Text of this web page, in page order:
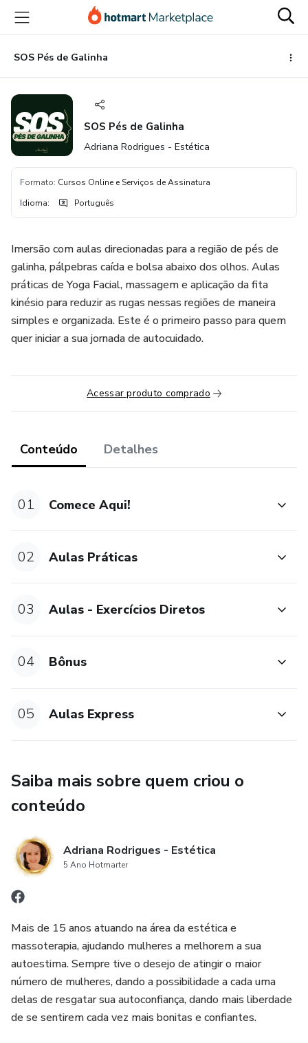
para
conteúdo
principal
para
pagamento
para
rodapé
SOS Pés de Galinha
SOS Pés de Galinha
Adriana Rodrigues - Estética
Formato: Cursos Online e Serviços de Assinatura
Idioma: Português
Imersão com aulas direcionadas para a região de pés de
galinha, pálpebras caída e bolsa abaixo dos olhos. Aulas
práticas de Yoga Facial, massagem e aplicação da fita
kinésio para reduzir as rugas nessas regiões de maneira
simples e organizada. Este é o primeiro passo para quem
quer iniciar a sua jornada de autocuidado.
Acessar produto comprado
Conteúdo Detalhes
01 Comece Aqui!
02 Aulas Práticas
03 Aulas - Exercícios Diretos
04 Bônus
05 Aulas Express
Saiba mais sobre quem criou o
conteúdo
Adriana Rodrigues - Estética
5 Ano Hotmarter
Mais de 15 anos atuando na área da estética e
massoterapia, ajudando mulheres a melhorem a sua
autoestima. Sempre tive o desejo de atingir o maior
número de mulheres, dando a possibilidade a cada uma
delas de resgatar sua autoconfiança, dando mais liberdade
de se sentirem cada vez mais bonitas e confiantes.